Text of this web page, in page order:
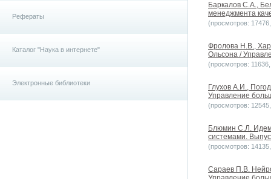
Рефераты
Каталог "Наука в интернете"
Электронные библиотеки
Баркалов С.А.,
менеджмента
(просмотров:
Фролова Н.В.,
Ольсона /
(просмотров:
Глухов А.И.,
Управление
(просмотров:
Блюмин С.Л.
системами.
(просмотров:
Сараев П.В.